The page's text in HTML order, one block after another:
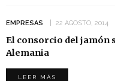
EMPRESAS 22 AGOSTO, 2014
El consorcio del jamón
Alemania
LEER MÁS